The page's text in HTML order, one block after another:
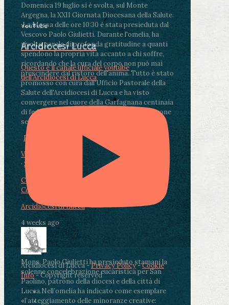
Domenica 19 luglio si è svolta, sul Monte
Argegna, la XXII Giornata Diocesana della Salute.
.La Messa delle ore 10:30 è stata presieduta dal
Vescovo Paolo Giulietti. Durante l'omelia, ha
rivolto parole di profonda gratitudine a quanti
spendono la propria vita accanto a chi soffre,
ricordando che la cura del corpo non può mai
prescindere dal ristoro dell'anima..Tutto è stato
promosso con cura dall'Ufficio Pastorale della
Salute dell'Arcidiocesi di Lucca e ha visto
convergere nel cuore della Garfagnana centinaia
di fedeli, operatori sanitari, volontari e persone
segnate dalla malattia.
Photo
View on Facebook
· Share
Condividi su Facebook
Condividi su LinkedIn
Arcidiocesi di Lucca
4 weeks ago
Mons. Paolo Giulietti ha presieduto stamani la
solenne concelebrazione eucaristica per San
Paolino, patrono della diocesi e della città di
Lucca.Nell’omelia ha indicato come esemplare
«l’atteggiamento delle minoranze creative:
YouTube
Arcidiocesi Lucca
Questo è il canale ufficiale youtube
dell'Arcidiocesi di Lucca
Arcidiocesi di Lucca -Privacy Policy-Cookie
Info- Copyright reserved